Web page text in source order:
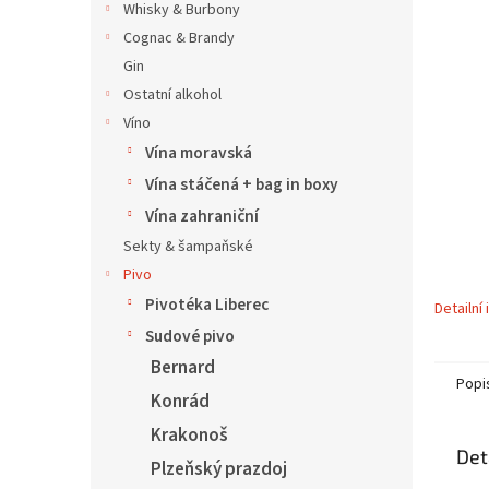
Whisky & Burbony
Cognac & Brandy
Gin
Ostatní alkohol
Víno
Vína moravská
Vína stáčená + bag in boxy
Vína zahraniční
Sekty & šampaňské
Pivo
Pivotéka Liberec
Sudové pivo
Bernard
Konrád
Krakonoš
Plzeňský prazdoj
Detailní